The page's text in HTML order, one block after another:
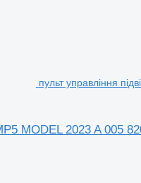
пульт управління
MODEL 2023 A 005